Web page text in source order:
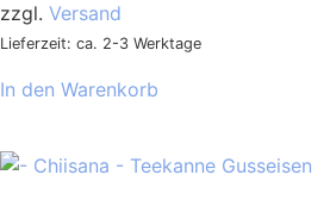
zzgl. Versand
Lieferzeit: ca. 2-3 Werktage
In den Warenkorb